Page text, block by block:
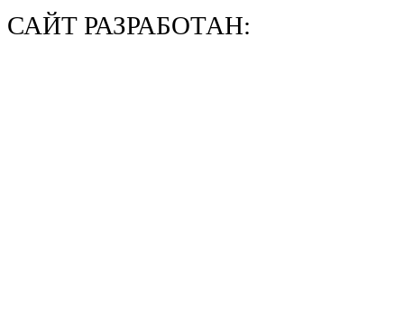
САЙТ РАЗРАБОТАН: